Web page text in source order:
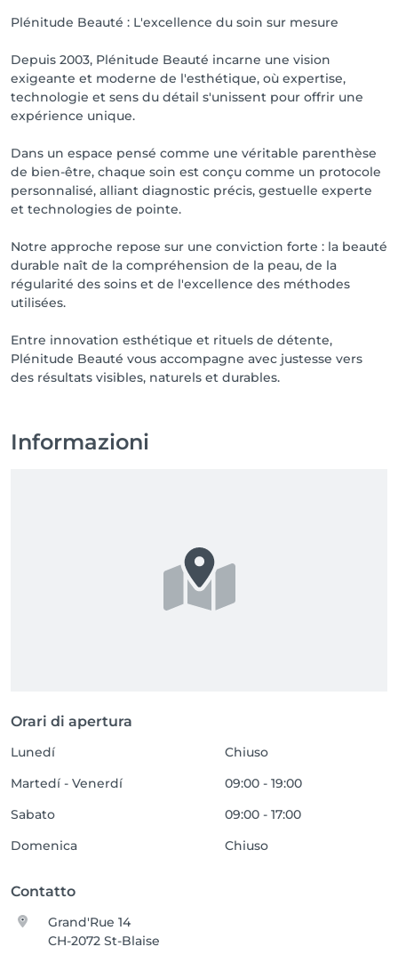
Plénitude Beauté : L'excellence du soin sur mesure
Depuis 2003, Plénitude Beauté incarne une vision
exigeante et moderne de l'esthétique, où expertise,
technologie et sens du détail s'unissent pour offrir une
expérience unique.
Dans un espace pensé comme une véritable parenthèse
de bien-être, chaque soin est conçu comme un protocole
personnalisé, alliant diagnostic précis, gestuelle experte
et technologies de pointe.
Notre approche repose sur une conviction forte : la beauté
durable naît de la compréhension de la peau, de la
régularité des soins et de l'excellence des méthodes
utilisées.
Entre innovation esthétique et rituels de détente,
Plénitude Beauté vous accompagne avec justesse vers
des résultats visibles, naturels et durables.
Informazioni
Orari di apertura
Lunedí
Chiuso
Martedí - Venerdí
09:00 - 19:00
Sabato
09:00 - 17:00
Domenica
Chiuso
Contatto
Grand'Rue 14
CH-2072 St-Blaise